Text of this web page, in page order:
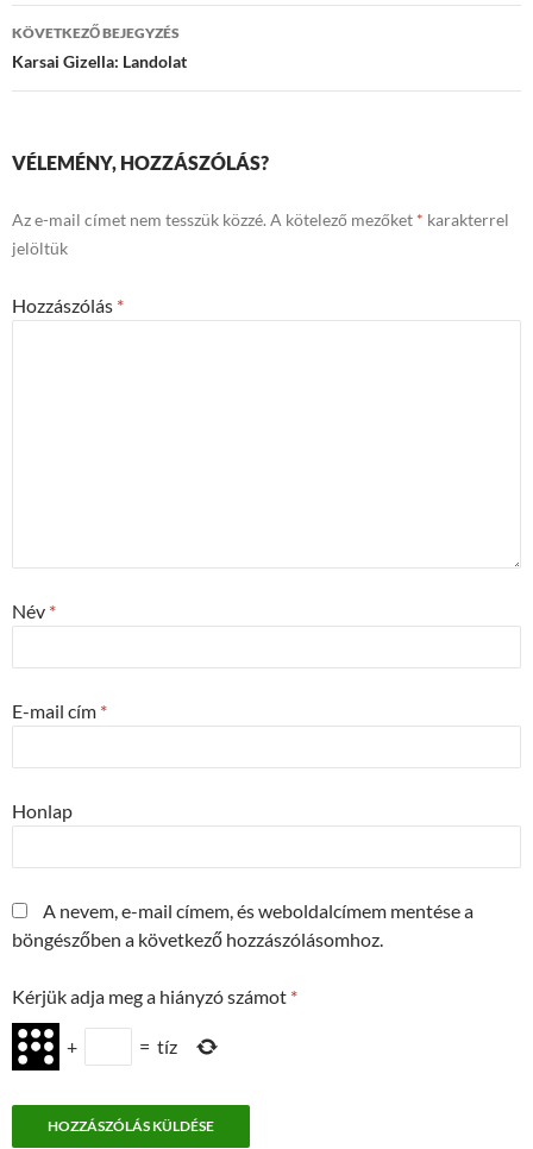
KÖVETKEZŐ BEJEGYZÉS
Karsai Gizella: Landolat
VÉLEMÉNY, HOZZÁSZÓLÁS?
Az e-mail címet nem tesszük közzé. A kötelező mezőket * karakterrel
jelöltük
Hozzászólás *
Név *
E-mail cím *
Honlap
A nevem, e-mail címem, és weboldalcímem mentése a
böngészőben a következő hozzászólásomhoz.
Kérjük adja meg a hiányzó számot *
+ = tíz